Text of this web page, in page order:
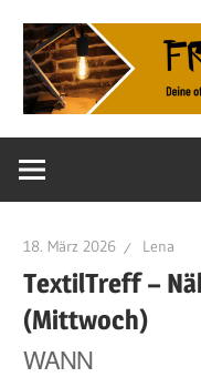
Inhalt
springen
offene
18. März 2026 Lena
TextilTreff –
(Mittwoch)
WANN